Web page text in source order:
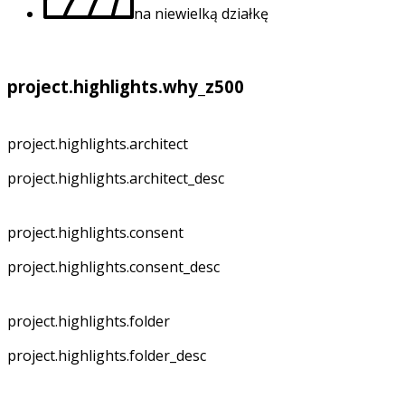
na niewielką działkę
project.highlights.why_z500
project.highlights.architect
project.highlights.architect_desc
project.highlights.consent
project.highlights.consent_desc
project.highlights.folder
project.highlights.folder_desc